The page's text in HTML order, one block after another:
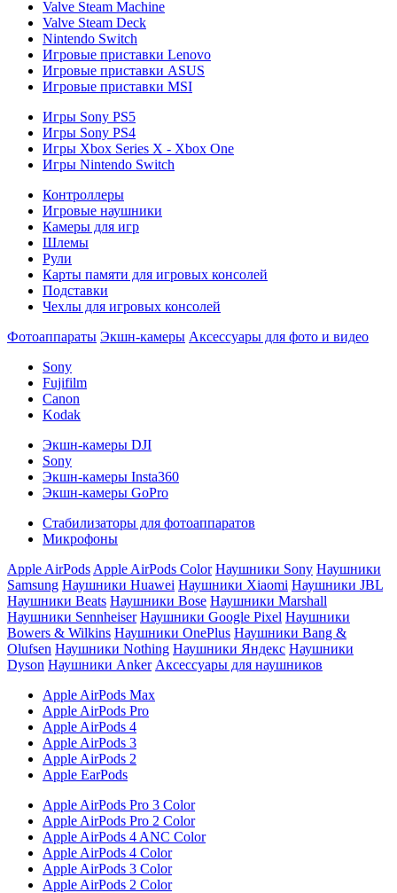
Valve Steam Machine
Valve Steam Deck
Nintendo Switch
Игровые приставки Lenovo
Игровые приставки ASUS
Игровые приставки MSI
Игры Sony PS5
Игры Sony PS4
Игры Xbox Series X - Xbox One
Игры Nintendo Switch
Контроллеры
Игровые наушники
Камеры для игр
Шлемы
Рули
Карты памяти для игровых консолей
Подставки
Чехлы для игровых консолей
Фотоаппараты Экшн-камеры Аксессуары для фото и видео
Sony
Fujifilm
Canon
Kodak
Экшн-камеры DJI
Sony
Экшн-камеры Insta360
Экшн-камеры GoPro
Стабилизаторы для фотоаппаратов
Микрофоны
Apple AirPods Apple AirPods Color Наушники Sony Наушники
Samsung Наушники Huawei Наушники Xiaomi Наушники JBL
Наушники Beats Наушники Bose Наушники Marshall
Наушники Sennheiser Наушники Google Pixel Наушники
Bowers & Wilkins Наушники OnePlus Наушники Bang &
Olufsen Наушники Nothing Наушники Яндекс Наушники
Dyson Наушники Anker Аксессуары для наушников
Apple AirPods Max
Apple AirPods Pro
Apple AirPods 4
Apple AirPods 3
Apple AirPods 2
Apple EarPods
Apple AirPods Pro 3 Color
Apple AirPods Pro 2 Color
Apple AirPods 4 ANC Color
Apple AirPods 4 Color
Apple AirPods 3 Color
Apple AirPods 2 Color